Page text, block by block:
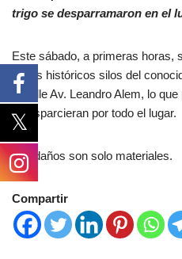
trigo se desparramaron en el
Este sábado, a primeras horas,
de los históricos silos del
la calle Av. Leandro Alem, lo
se esparcieran por todo el lugar.
Los daños son solo materiales.
Compartir